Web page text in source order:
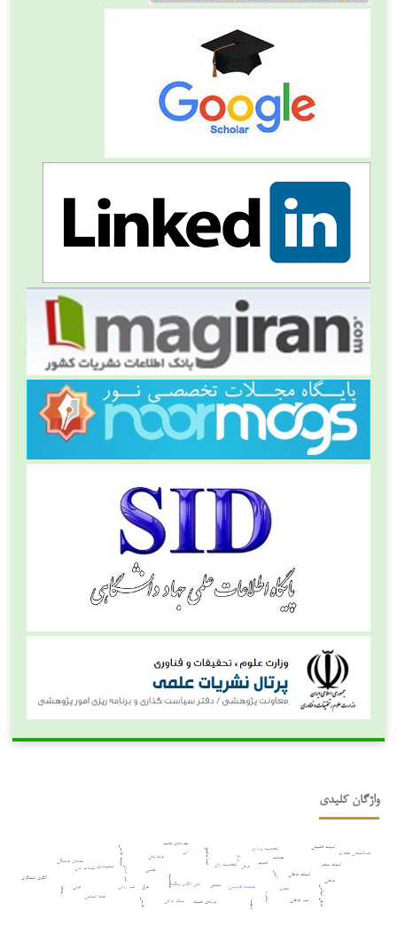
واژگان کلیدی
فریبا وفی
کهن الگوی یونگ
شخصیت زنان
شاهنامۀ فردوسی
باورهای عامیانه
آب
آتش
تقدّس
اسطوره
محوی
عرفان
رموز عرفانی
شعر کردی نمادپردازی تصوف
ادبیات عرفانی
درام
نمایش شعر روایی شخصیت
شخصیت پردازی نیما یوشیج ادبیات فارسی
عراق
تعاملات ادبی
حوزه‌های علمیه
ترجمه سبک عراقی عرفان اسلامی
نهادهای فرهنگی
عربی
فارسی
ادبیات معاصر
حماسه
ادبیات تطبیقی
عرفانی
نشانه¬شناسی
حافظ
عبدالمعطی حجازی
الگوی کنشگری